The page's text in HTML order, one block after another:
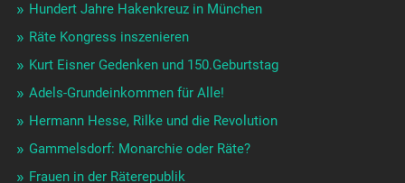
Hundert Jahre Hakenkreuz in München
Räte Kongress inszenieren
Kurt Eisner Gedenken und 150.Geburtstag
Adels-Grundeinkommen für Alle!
Hermann Hesse, Rilke und die Revolution
Gammelsdorf: Monarchie oder Räte?
Frauen in der Räterepublik